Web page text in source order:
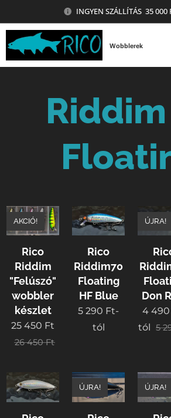
INGYEN SZÁLLÍTÁS 35
Wobblerek
Rico
Riddim
"Felúszó"
wobbler
készlet
AKCIÓ!
25 450 Ft
26 450Ft
Rico
Riddim70
Floating
HF Blue
5 290 Ft-
tól
Don
ÚJRA!
4 490
tól 5
ÚJRA! ÚJRA!